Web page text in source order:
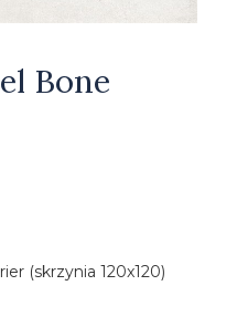
Bone
(skrzynia 120x120)